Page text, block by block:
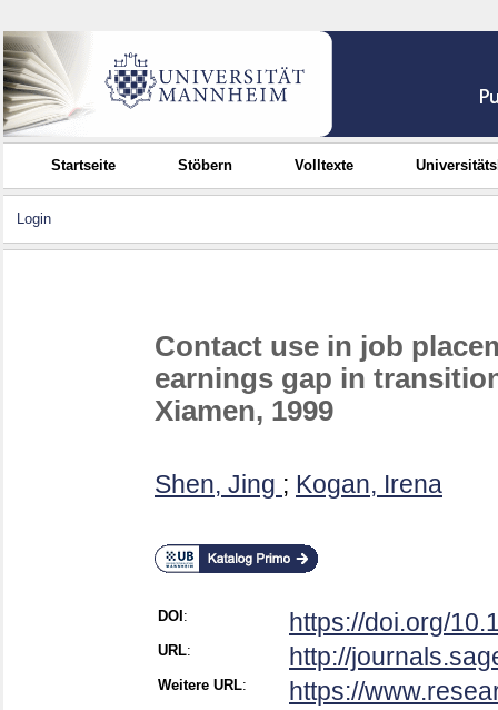
Startseite Stöbern Volltexte
Login
Contact use in job
earnings gap in
Xiamen, 1999
Shen, Jing ; Kogan, Irena
DOI : https://doi.org/
URL: http://
Weitere URL: https://